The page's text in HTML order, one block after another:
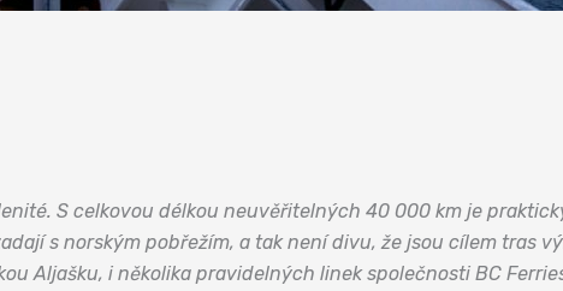
S celkovou délkou neuvěřitelných 40 000 km je
s norským pobřežím, a tak není divu, že jsou cílem tras
Aljašku, i několika pravidelných linek společnosti BC